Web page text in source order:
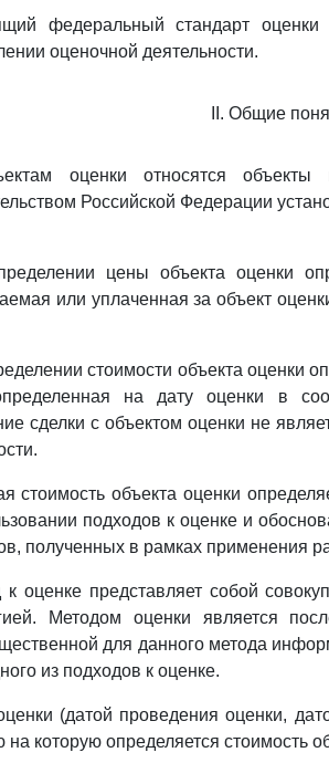
федеральный стандарт
оценочной деятельности.
II. Общие
оценки относятся объекты
Российской Федерации
цены объекта оценки
или уплаченная за объект
стоимости объекта оценки
на дату оценки в
сделки с объектом оценки не
стоимость объекта оценки
подходов к оценке и
полученных в рамках применения
оценке представляет собой
Методом оценки является
для данного метода
из подходов к оценке.
(датой проведения оценки,
на которую определяется стоимость